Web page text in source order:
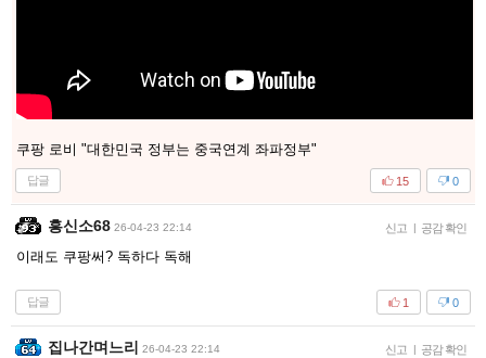
쿠팡 로비 "대한민국 정부는 중국연계 좌파정부"
답글 0
15
흥신소68 26-04-23 22:14 신고 | 공감 확인
이래도 쿠팡써? 독하다 독해
답글 0
1
집나간며느리 26-04-23 22:14 신고 | 공감 확인